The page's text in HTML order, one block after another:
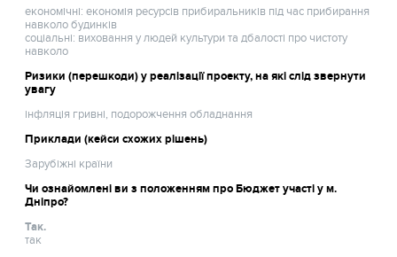
економічні: економія ресурсів прибиральників під час прибирання
навколо будинків
соціальні: виховання у людей культури та дбалості про чистоту
навколо
Ризики (перешкоди) у реалізації проекту, на які слід звернути
увагу
інфляція гривні, подорожчення обладнання
Приклади (кейси схожих рішень)
Зарубіжні країни
Чи ознайомлені ви з положенням про Бюджет участі у м.
Дніпро?
Так.
так